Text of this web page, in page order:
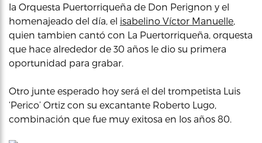
la Orquesta Puertorriqueña de Don Perignon y el
homenajeado del día, el isabelino Víctor Manuelle
quien tambien cantó con La Puertorriqueña, orquesta
que hace alrededor de 30 años le dio su primera
oportunidad para grabar.
Otro junte esperado hoy será el del trompetista Luis
‘Perico’ Ortiz con su excantante Roberto Lugo,
combinación que fue muy exitosa en los años 80.